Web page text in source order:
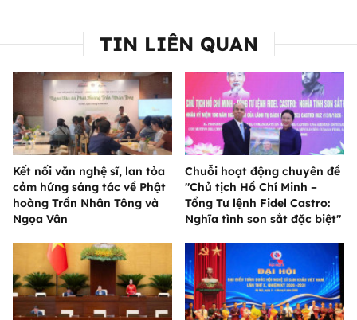
TIN LIÊN QUAN
Kết nối văn nghệ sĩ, lan tỏa
cảm hứng sáng tác về Phật
hoàng Trần Nhân Tông và
Ngọa Vân
Chuỗi hoạt động chuyên đề
"Chủ tịch Hồ Chí Minh –
Tổng Tư lệnh Fidel Castro:
Nghĩa tình son sắt đặc biệt"